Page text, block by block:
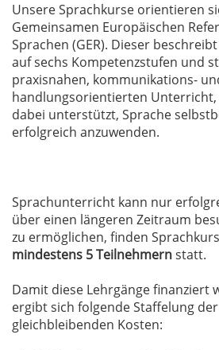
Unsere Sprachkurse orientieren
Gemeinsamen Europäischen
Sprachen (GER). Dieser
auf sechs Kompetenzstufen und
praxisnahen, kommunikations-
handlungsorientierten Unterricht,
dabei unterstützt, Sprache
erfolgreich anzuwenden.
Sprachunterricht kann nur
über einen längeren Zeitraum
zu ermöglichen, finden
mindestens 5 Teilnehmernstatt.
Damit diese Lehrgänge finanziert
ergibt sich folgende Staffelung
gleichbleibenden Kosten: